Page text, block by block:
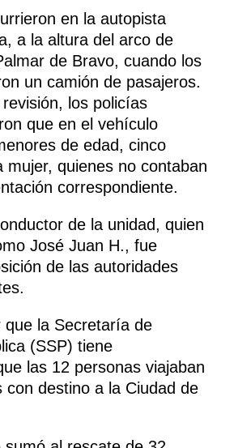
en la autopista
a la altura del arco de
de Bravo, cuando los
un camión de pasajeros.
los policías
que en el vehículo
de edad, cinco
mujer, quienes no contaban
correspondiente.
de la unidad, quien
José Juan H., fue
de las autoridades
que la Secretaría de
(SSP) tiene
las 12 personas viajaban
con destino a la Ciudad de